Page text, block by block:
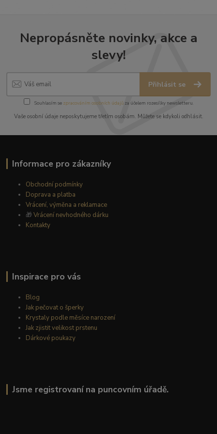
Nepropásněte novinky, akce a
slevy!
Přihlásit se
Souhlasím se zpracováním osobních údajůza účelem rozesílky newsletteru.
Vaše osobní údaje neposkytujeme třetím osobám. Můžete se kdykoli odhlásit.
Informace pro zákazníky
Obchodní podmínky
Doprava a platba
Vrácení, výměna a reklamace
🎁Vrácení nevhodného dárku
Kontakty
Inspirace pro vás
Blog
Jak pečovat o šperky
Krystaly podle měsíce narození
Jak zjistit velikost prstenu
Dárkové poukazy
Jsme registrovaní na puncovním úřadě.